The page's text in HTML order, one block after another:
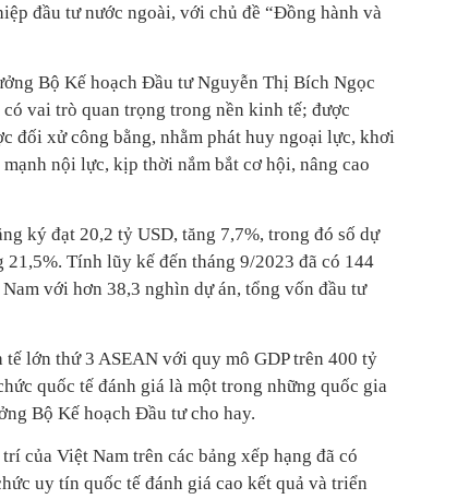
đầu tư nước ngoài, với chủ đề “Đồng hành và
Bộ Kế hoạch Đầu tư Nguyễn Thị Bích Ngọc
vai trò quan trọng trong nền kinh tế; được
đối xử công bằng, nhằm phát huy ngoại lực, khơi
nội lực, kịp thời nắm bắt cơ hội, nâng cao
ký đạt 20,2 tỷ USD, tăng 7,7%, trong đó số dự
21,5%. Tính lũy kế đến tháng 9/2023 đã có 144
với hơn 38,3 nghìn dự án, tổng vốn đầu tư
lớn thứ 3 ASEAN với quy mô GDP trên 400 tỷ
quốc tế đánh giá là một trong những quốc gia
Bộ Kế hoạch Đầu tư cho hay.
của Việt Nam trên các bảng xếp hạng đã có
uy tín quốc tế đánh giá cao kết quả và triển